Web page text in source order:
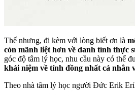
Thế nhưng, đi kèm với lòng biết ơn là
còn mãnh liệt hơn về danh tính thực
góc độ tâm lý học, nhu cầu này có thể
khái niệm về tính đồng nhất cá nhân
Theo nhà tâm lý học người Đức Erik